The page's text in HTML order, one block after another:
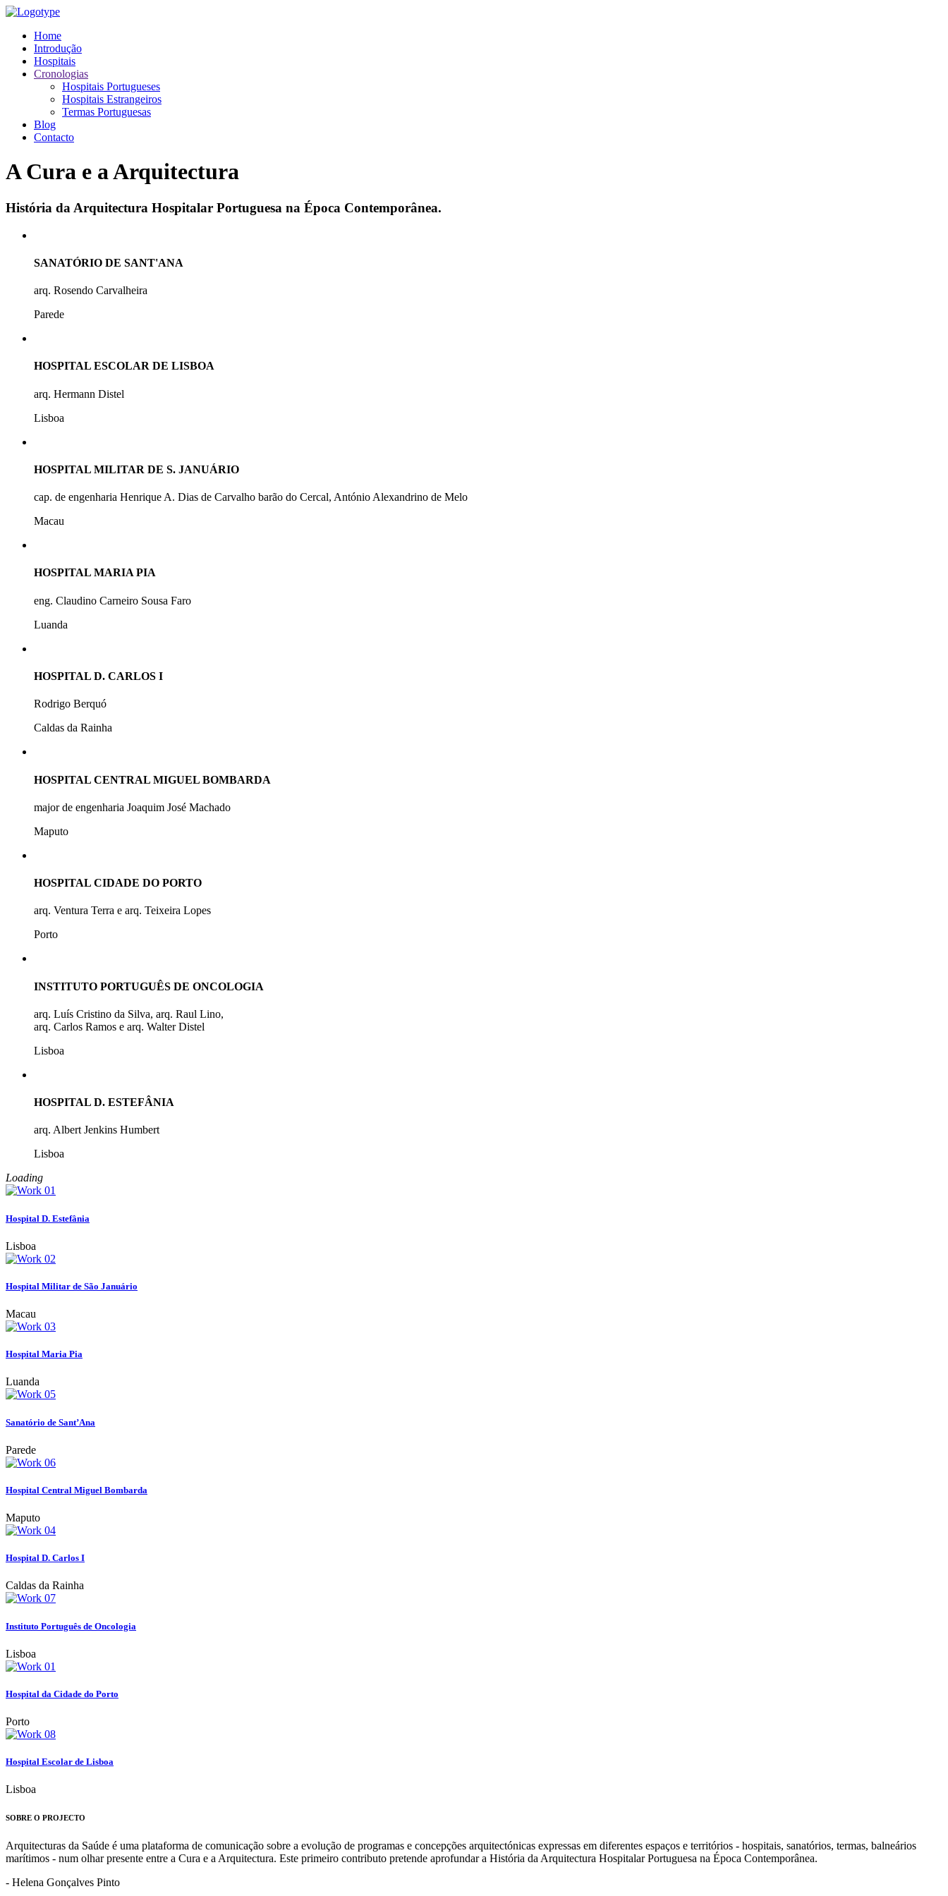
Home
Introdução
Hospitais
Cronologias
Hospitais Portugueses
Hospitais Estrangeiros
Termas Portuguesas
Blog
Contacto
A Cura e a Arquitectura
História da Arquitectura Hospitalar Portuguesa na Época Contemporânea.
SANATÓRIO DE SANT'ANA
arq. Rosendo Carvalheira
Parede
HOSPITAL ESCOLAR DE LISBOA
arq. Hermann Distel
Lisboa
HOSPITAL MILITAR DE S. JANUÁRIO
cap. de engenharia Henrique A. Dias de Carvalho barão do Cercal, António Alexandrino de Melo
Macau
HOSPITAL MARIA PIA
eng. Claudino Carneiro Sousa Faro
Luanda
HOSPITAL D. CARLOS I
Rodrigo Berquó
Caldas da Rainha
HOSPITAL CENTRAL MIGUEL BOMBARDA
major de engenharia Joaquim José Machado
Maputo
HOSPITAL CIDADE DO PORTO
arq. Ventura Terra e arq. Teixeira Lopes
Porto
INSTITUTO PORTUGUÊS DE ONCOLOGIA
arq. Luís Cristino da Silva, arq. Raul Lino,
arq. Carlos Ramos e arq. Walter Distel
Lisboa
HOSPITAL D. ESTEFÂNIA
arq. Albert Jenkins Humbert
Lisboa
Loading
Hospital D. Estefânia
Lisboa
Hospital Militar de São Januário
Macau
Hospital Maria Pia
Luanda
Sanatório de Sant’Ana
Parede
Hospital Central Miguel Bombarda
Maputo
Hospital D. Carlos I
Caldas da Rainha
Instituto Português de Oncologia
Lisboa
Hospital da Cidade do Porto
Porto
Hospital Escolar de Lisboa
Lisboa
SOBRE O PROJECTO
Arquitecturas da Saúde é uma plataforma de comunicação sobre a evolução de programas e concepções arquitectónicas expressas em diferentes espaços e territórios - hospitais, sanatórios, termas, balneários
marítimos - num olhar presente entre a Cura e a Arquitectura. Este primeiro contributo pretende aprofundar a História da Arquitectura Hospitalar Portuguesa na Época Contemporânea.
- Helena Gonçalves Pinto